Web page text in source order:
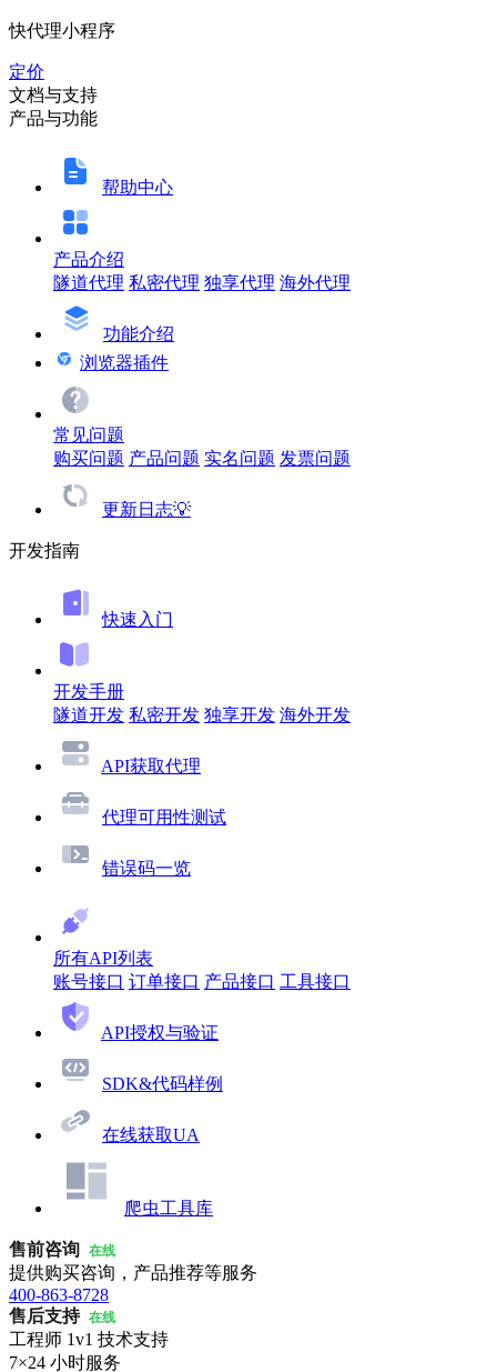
快代理小程序
定价
文档与支持
产品与功能
帮助中心
产品介绍
隧道代理 私密代理 独享代理 海外代理
功能介绍
浏览器插件
常见问题
购买问题 产品问题 实名问题 发票问题
更新日志💡
开发指南
快速入门
开发手册
隧道开发 私密开发 独享开发 海外开发
API获取代理
代理可用性测试
错误码一览
所有API列表
账号接口 订单接口 产品接口 工具接口
API授权与验证
SDK&代码样例
在线获取UA
爬虫工具库
售前咨询 在线
提供购买咨询，产品推荐等服务
400-863-8728
售后支持 在线
工程师 1v1 技术支持
7×24 小时服务